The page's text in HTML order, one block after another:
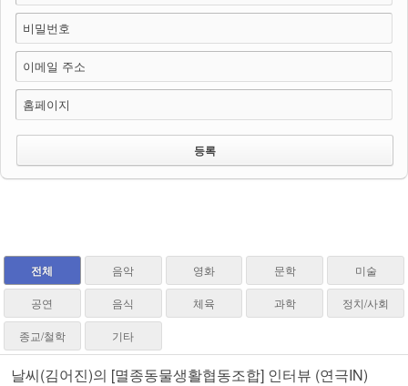
비밀번호
이메일 주소
홈페이지
전체 음악 영화 문학 미술
공연 음식 체육 과학 정치/사회
종교/철학 기타
날씨(김어진)의 [멸종동물생활협동조합] 인터뷰 (연극IN)